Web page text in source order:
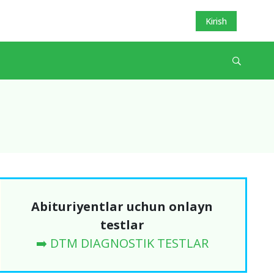
Kirish
Abituriyentlar uchun onlayn
testlar
➡️ DTM DIAGNOSTIK TESTLAR